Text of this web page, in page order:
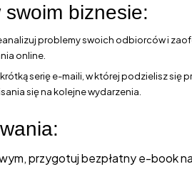
biznesie:
problemy swoich odbiorców i
online.
serię e-maili, w której podzielisz się
się na kolejne wydarzenia.
przygotuj bezpłatny e-book